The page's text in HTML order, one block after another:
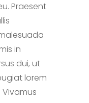
Praesent
in
dui, ut
lorem